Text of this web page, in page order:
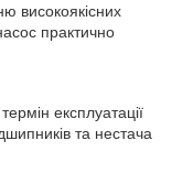
високоякісних
практично
експлуатації
та нестача